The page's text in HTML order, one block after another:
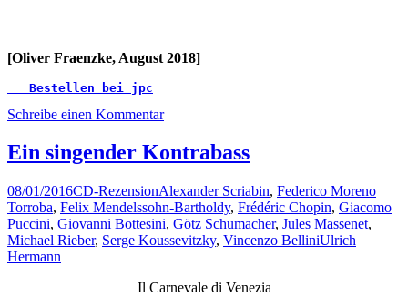
[Oliver Fraenzke, August 2018]
Bestellen bei jpc
Schreibe einen Kommentar
Ein singender Kontrabass
08/01/2016CD-RezensionAlexander Scriabin, Federico Moreno
Torroba, Felix Mendelssohn-Bartholdy, Frédéric Chopin, Giacomo
Puccini, Giovanni Bottesini, Götz Schumacher, Jules Massenet,
Michael Rieber, Serge Koussevitzky, Vincenzo BelliniUlrich
Hermann
Il Carnevale di Venezia